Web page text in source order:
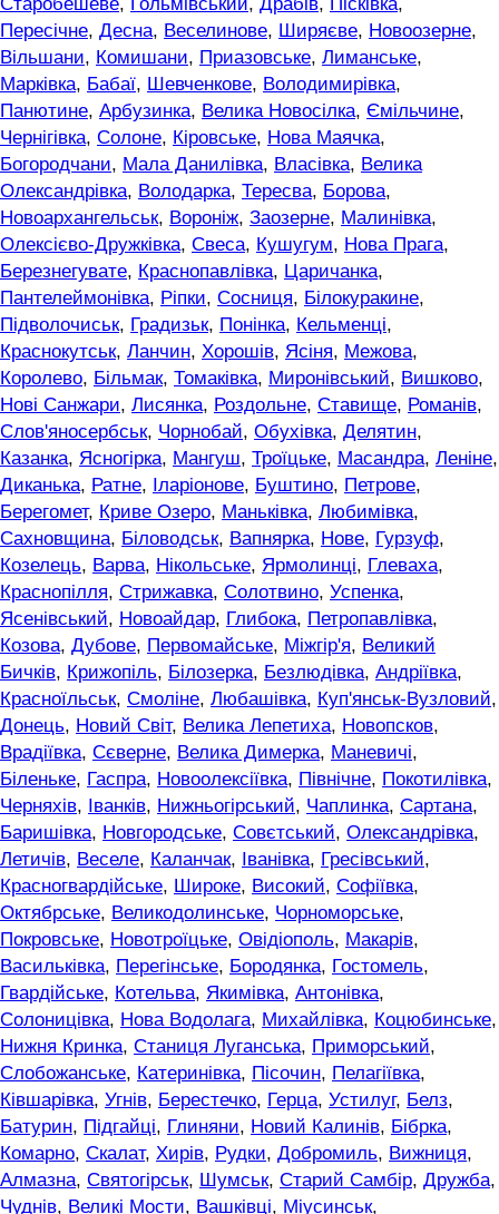
Старобешеве, Гольмівський , Драбів, Пісківка,
Пересічне, Десна, Веселинове, Ширяєве, Новоозерне,
Вільшани, Комишани, Приазовське, Лиманське,
Марківка, Бабаї, Шевченкове, Володимирівка,
Панютине, Арбузинка, Велика Новосілка, Ємільчине,
Чернігівка, Солоне, Кіровське, Нова Маячка,
Богородчани, Мала Данилівка, Власівка, Велика
Олександрівка, Володарка, Тересва, Борова,
Новоархангельськ, Вороніж, Заозерне, Малинівка,
Олексієво-Дружківка, Свеса, Кушугум, Нова Прага,
Березнегувате, Краснопавлівка, Царичанка,
Пантелеймонівка, Ріпки, Сосниця, Білокуракине,
Підволочиськ, Градизьк, Понінка, Кельменці,
Краснокутськ, Ланчин, Хорошів, Ясіня, Межова,
Королево, Більмак, Томаківка, Миронівський, Вишково,
Нові Санжари, Лисянка, Роздольне, Ставище, Романів,
Слов'яносербськ, Чорнобай, Обухівка, Делятин,
Казанка, Ясногірка, Мангуш, Троїцьке, Масандра, Леніне,
Диканька, Ратне, Іларіонове, Буштино, Петрове,
Берегомет, Криве Озеро, Маньківка, Любимівка,
Сахновщина, Біловодськ, Вапнярка, Нове, Гурзуф,
Козелець, Варва, Нікольське, Ярмолинці, Глеваха,
Краснопілля, Стрижавка, Солотвино, Успенка,
Ясенівський, Новоайдар, Глибока, Петропавлівка,
Козова, Дубове, Первомайське, Міжгір'я, Великий
Бичків, Крижопіль, Білозерка, Безлюдівка, Андріївка,
Красноїльськ, Смоліне, Любашівка, Куп'янськ-Вузловий,
Донець, Новий Світ, Велика Лепетиха, Новопсков,
Врадіївка, Сєверне, Велика Димерка, Маневичі,
Біленьке, Гаспра, Новоолексіївка, Північне, Покотилівка,
Черняхів, Іванків, Нижньогірський, Чаплинка, Сартана,
Баришівка, Новгородське, Совєтський, Олександрівка,
Летичів, Веселе, Каланчак, Іванівка, Гресівський,
Красногвардійське, Широке, Високий, Софіївка,
Октябрське, Великодолинське, Чорноморське,
Покровське, Новотроїцьке, Овідіополь, Макарів,
Васильківка, Перегінське, Бородянка, Гостомель,
Гвардійське, Котельва, Якимівка, Антонівка,
Солоницівка, Нова Водолага, Михайлівка, Коцюбинське,
Нижня Кринка, Станиця Луганська, Приморський,
Слобожанське, Катеринівка, Пісочин, Пелагіївка,
Ківшарівка, Угнів, Берестечко, Герца, Устилуг, Белз,
Батурин, Підгайці, Глиняни, Новий Калинів, Бібрка,
Комарно, Скалат, Хирів, Рудки, Добромиль, Вижниця,
Алмазна, Святогірськ, Шумськ, Старий Самбір, Дружба,
Чуднів, Великі Мости, Вашківці, Міусинськ,